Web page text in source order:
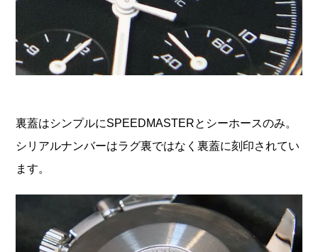
裏蓋はシンプルにSPEEDMASTERとシーホースのみ。
シリアルナンバーはラグ裏ではなく裏蓋に刻印されてい
ます。